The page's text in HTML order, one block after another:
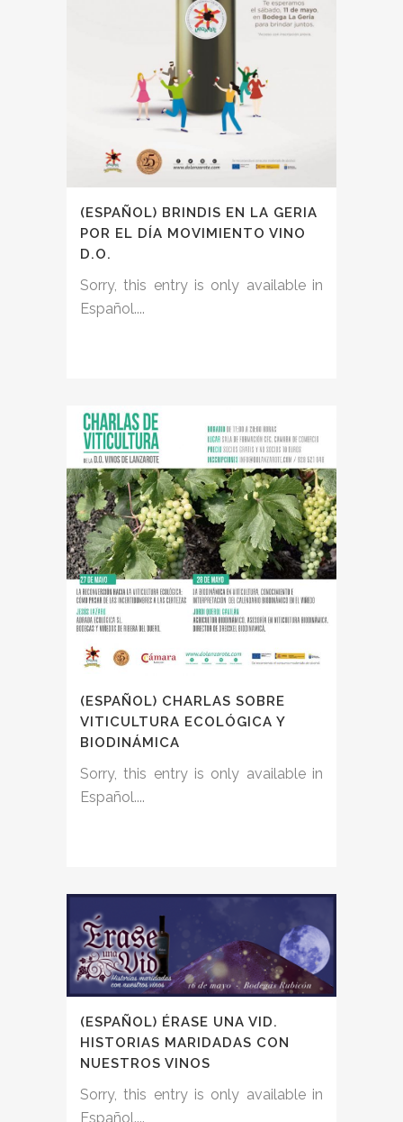
(ESPAÑOL) BRINDIS EN LA GERIA
POR EL DÍA MOVIMIENTO VINO
D.O.
Sorry, this entry is only available in
Español....
(ESPAÑOL) CHARLAS SOBRE
VITICULTURA ECOLÓGICA Y
BIODINÁMICA
Sorry, this entry is only available in
Español....
(ESPAÑOL) ÉRASE UNA VID.
HISTORIAS MARIDADAS CON
NUESTROS VINOS
Sorry, this entry is only available in
Español....